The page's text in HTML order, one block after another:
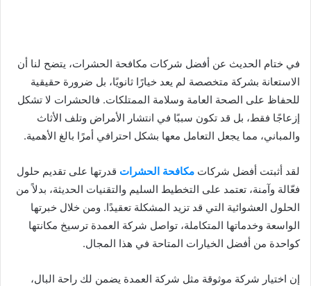
في ختام الحديث عن أفضل شركات مكافحة الحشرات، يتضح لنا أن
الاستعانة بشركة متخصصة لم يعد خيارًا ثانويًا، بل ضرورة حقيقية
للحفاظ على الصحة العامة وسلامة الممتلكات. فالحشرات لا تشكل
إزعاجًا فقط، بل قد تكون سببًا في انتشار الأمراض وتلف الأثاث
والمباني، مما يجعل التعامل معها بشكل احترافي أمرًا بالغ الأهمية.
لقد أثبتت أفضل شركات مكافحة الحشرات قدرتها على تقديم حلول
فعّالة وآمنة، تعتمد على التخطيط السليم والتقنيات الحديثة، بدلاً من
الحلول العشوائية التي قد تزيد المشكلة تعقيدًا. ومن خلال خبرتها
الواسعة وخدماتها المتكاملة، تواصل شركة العمدة ترسيخ مكانتها
كواحدة من أفضل الخيارات المتاحة في هذا المجال.
إن اختيار شركة موثوقة مثل شركة العمدة يضمن لك راحة البال،